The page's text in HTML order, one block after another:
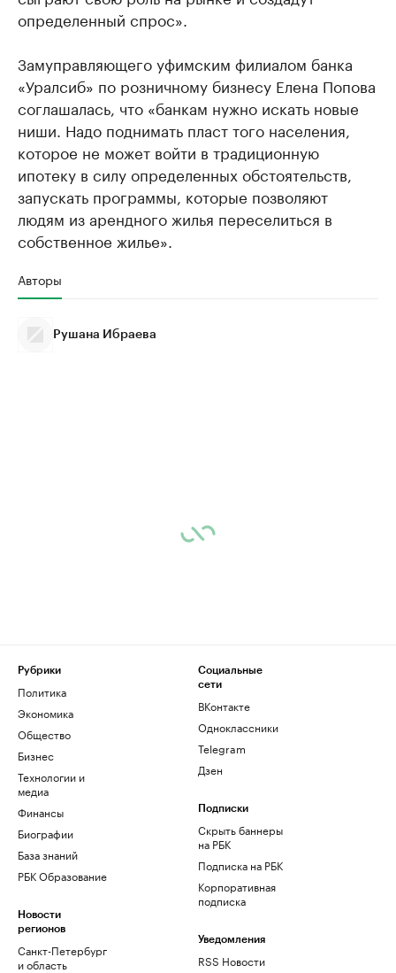
определенный спрос».
Замуправляющего уфимским филиалом банка
«Уралсиб» по розничному бизнесу Елена Попова
соглашалась, что «банкам нужно искать новые
ниши. Надо поднимать пласт того населения,
которое не может войти в традиционную
ипотеку в силу определенных обстоятельств,
запускать программы, которые позволяют
людям из арендного жилья переселиться в
собственное жилье».
Авторы
Рушана Ибраева
Рубрики
Политика
Экономика
Общество
Бизнес
Технологии и
медиа
Финансы
Биографии
База знаний
РБК Образование
Новости
регионов
Санкт-Петербург
и область
Социальные
сети
ВКонтакте
Одноклассники
Telegram
Дзен
Подписки
Скрыть баннеры
на РБК
Подписка на РБК
Корпоративная
подписка
Уведомления
RSS Новости